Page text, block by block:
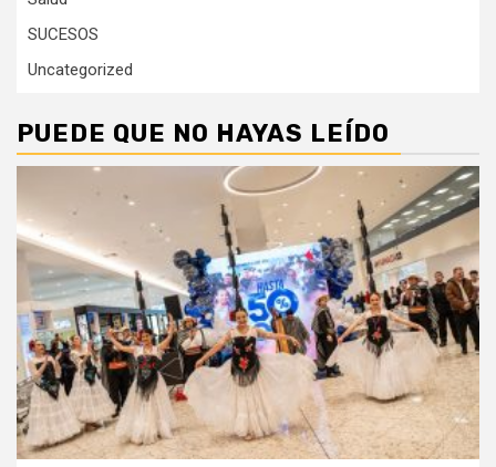
SUCESOS
Uncategorized
PUEDE QUE NO HAYAS LEÍDO